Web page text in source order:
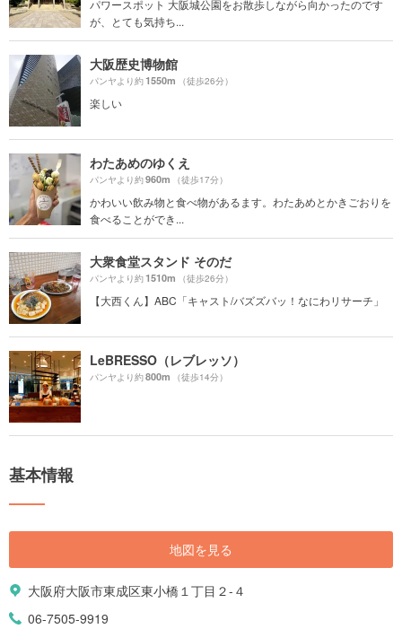
パワースポット 大阪城公園をお散歩しながら向かったのです
が、とても気持ち...
大阪歴史博物館
パンヤより約1550m （徒歩26分）
楽しい
わたあめのゆくえ
パンヤより約960m （徒歩17分）
かわいい飲み物と食べ物があるます。わたあめとかきごおりを
食べることができ...
大衆食堂スタンド そのだ
パンヤより約1510m （徒歩26分）
【大西くん】ABC「キャスト/バズズバッ！なにわリサーチ」
LeBRESSO（レブレッソ）
パンヤより約800m （徒歩14分）
基本情報
地図を見る
大阪府大阪市東成区東小橋１丁目２-４
06-7505-9919